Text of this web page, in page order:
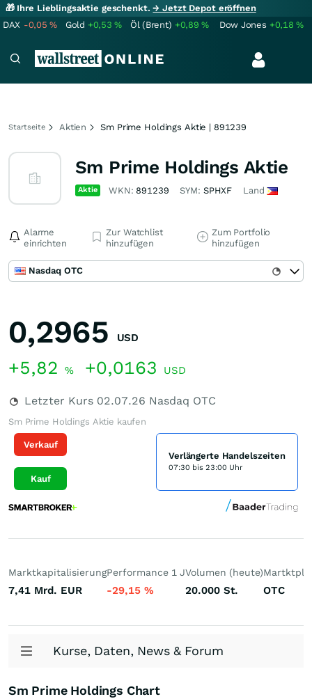
🎁 Ihre Lieblingsaktie geschenkt.→ Jetzt Depot eröffnen
DAX -0,05% Gold +0,53% Öl (Brent) +0,89% Dow Jones +0,18%
Startseite Aktien Sm Prime Holdings Aktie | 891239
Sm Prime Holdings Aktie
Aktie WKN: 891239 SYM: SPHXF Land
Alarme
einrichten
Zur Watchlist
hinzufügen
Zum Portfolio
hinzufügen
Nasdaq OTC
0,2965 USD
+5,82 % +0,0163 USD
Letzter Kurs 02.07.26 Nasdaq OTC
Sm Prime Holdings Aktie kaufen
Verkauf
Kauf
Verlängerte Handelszeiten
07:30 bis 23:00 Uhr
Marktkapitalisierung
7,41 Mrd. EUR
Performance 1 J
-29,15 %
Volumen (heute)
20.000 St. OTC
Kurse, Daten, News & Forum
Sm Prime Holdings Chart